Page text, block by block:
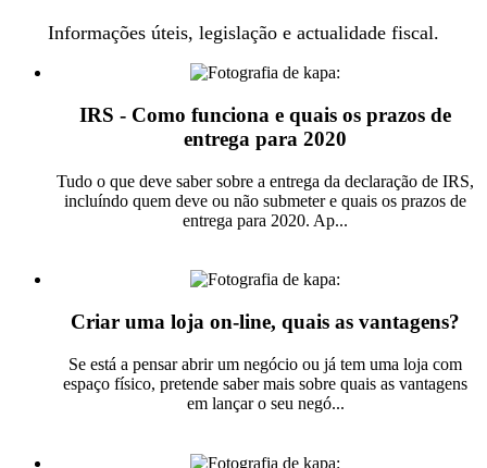
Informações úteis, legislação e actualidade fiscal.
IRS - Como funciona e quais os prazos de
entrega para 2020
Tudo o que deve saber sobre a entrega da declaração de IRS,
incluíndo quem deve ou não submeter e quais os prazos de
entrega para 2020. Ap...
Criar uma loja on-line, quais as vantagens?
Se está a pensar abrir um negócio ou já tem uma loja com
espaço físico, pretende saber mais sobre quais as vantagens
em lançar o seu negó...